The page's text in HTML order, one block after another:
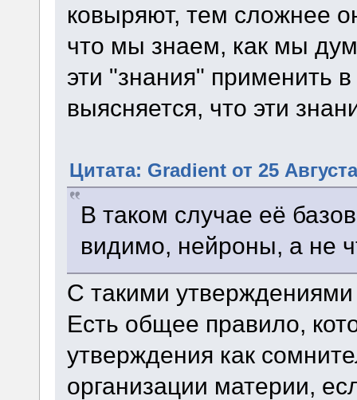
ковыряют, тем сложнее
что мы знаем, как мы
эти "знания" применить
выясняется, что эти
Цитата: Gradient от 25
В таком случае её
видимо, нейроны, а не
С такими утверждениями
Есть общее правило,
утверждения как
организации материи,